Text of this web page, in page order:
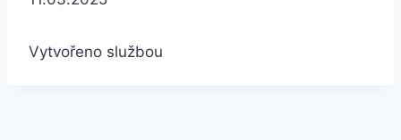
Vytvořeno službou